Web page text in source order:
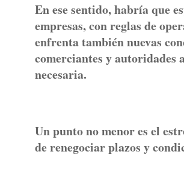
En ese sentido, habría que
empresas, con reglas de
enfrenta también nuevas
comerciantes y autoridades
necesaria.
Un punto no menor es el
de renegociar plazos y